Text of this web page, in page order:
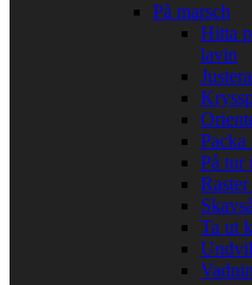
På marsch
Hitta
lavin
Packa
På tur
Ta ut